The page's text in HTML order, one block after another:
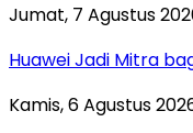
Jumat, 7 Agustus
Huawei Jadi Mitra
Kamis, 6 Agustus